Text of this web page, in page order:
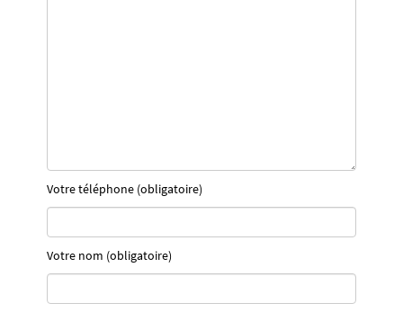
Votre téléphone (obligatoire)
Votre nom (obligatoire)